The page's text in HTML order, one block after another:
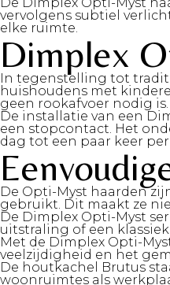
vervolgens subtiel
elke ruimte.
Dimplex
In tegenstelling tot
huishoudens met
geen rookafvoer nodig is.
De installatie van een
een stopcontact. Het
dag tot een paar keer per
De Opti-Myst haarden
gebruikt. Dit maakt ze
De Dimplex Opti-Myst
uitstraling of een
Met de Dimplex Opti-
veelzijdigheid en het
De houtkachel Brutus
woonruimtes als